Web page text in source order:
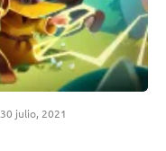
30 julio, 2021